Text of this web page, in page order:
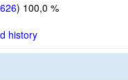
626) 100,0 %
history